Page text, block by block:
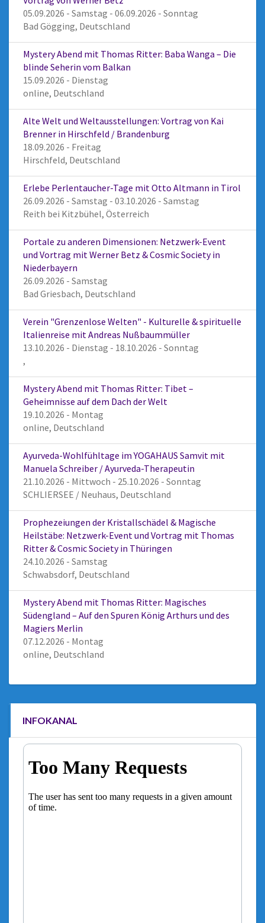
05.09.2026 - Samstag - 06.09.2026 - Sonntag
Bad Gögging, Deutschland
Mystery Abend mit Thomas Ritter: Baba Wanga – Die
blinde Seherin vom Balkan
15.09.2026 - Dienstag
online, Deutschland
Alte Welt und Weltausstellungen: Vortrag von Kai
Brenner in Hirschfeld / Brandenburg
18.09.2026 - Freitag
Hirschfeld, Deutschland
Erlebe Perlentaucher-Tage mit Otto Altmann in Tirol
26.09.2026 - Samstag - 03.10.2026 - Samstag
Reith bei Kitzbühel, Österreich
Portale zu anderen Dimensionen: Netzwerk-Event
und Vortrag mit Werner Betz & Cosmic Society in
Niederbayern
26.09.2026 - Samstag
Bad Griesbach, Deutschland
Verein "Grenzenlose Welten" - Kulturelle & spirituelle
Italienreise mit Andreas Nußbaummüller
13.10.2026 - Dienstag - 18.10.2026 - Sonntag
,
Mystery Abend mit Thomas Ritter: Tibet –
Geheimnisse auf dem Dach der Welt
19.10.2026 - Montag
online, Deutschland
Ayurveda-Wohlfühltage im YOGAHAUS Samvit mit
Manuela Schreiber / Ayurveda-Therapeutin
21.10.2026 - Mittwoch - 25.10.2026 - Sonntag
SCHLIERSEE / Neuhaus, Deutschland
Prophezeiungen der Kristallschädel & Magische
Heilstäbe: Netzwerk-Event und Vortrag mit Thomas
Ritter & Cosmic Society in Thüringen
24.10.2026 - Samstag
Schwabsdorf, Deutschland
Mystery Abend mit Thomas Ritter: Magisches
Südengland – Auf den Spuren König Arthurs und des
Magiers Merlin
07.12.2026 - Montag
online, Deutschland
INFOKANAL